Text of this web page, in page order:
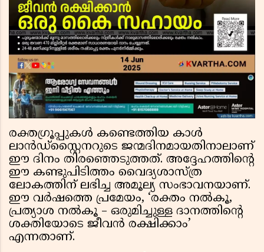
രക്തഗ്രൂപ്പുകൾ കണ്ടെത്തിയ കാൾ
ലാൻഡ്‌സ്റ്റൈനറുടെ ജന്മദിനമായതിനാലാണ്
ഈ ദിനം തിരഞ്ഞെടുത്തത്. അദ്ദേഹത്തിൻ്റെ
ഈ കണ്ടുപിടിത്തം വൈദ്യശാസ്ത്ര
ലോകത്തിന് ലഭിച്ച അമൂല്യ സംഭാവനയാണ്.
ഈ വർഷത്തെ പ്രമേയം, ‘രക്തം നൽകൂ,
പ്രത്യാശ നൽകൂ – ഒരുമിച്ചുള്ള ദാനത്തിൻ്റെ
ശക്തിയോടെ ജീവൻ രക്ഷിക്കാം’
എന്നതാണ്.